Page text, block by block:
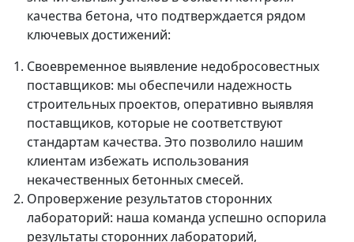
качества бетона, что подтверждается рядом
ключевых достижений:
Своевременное выявление недобросовестных
поставщиков: мы обеспечили надежность
строительных проектов, оперативно выявляя
поставщиков, которые не соответствуют
стандартам качества. Это позволило нашим
клиентам избежать использования
некачественных бетонных смесей.
Опровержение результатов сторонних
лабораторий: наша команда успешно оспорила
результаты сторонних лабораторий,